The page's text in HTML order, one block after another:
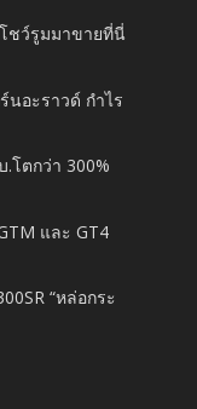
ชว์รูมมาขายที่นี่
นอะราวด์ กำไร
โตกว่า 300%
และ GT4
“หล่อกระ